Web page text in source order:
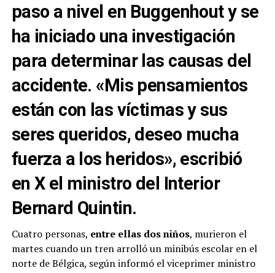
paso a nivel en Buggenhout y se
ha iniciado una investigación
para determinar las causas del
accidente. «Mis pensamientos
están con las víctimas y sus
seres queridos, deseo mucha
fuerza a los heridos», escribió
en X el ministro del Interior
Bernard Quintin.
Cuatro personas, entre ellas dos niños, murieron el
martes cuando un tren arrolló un minibús escolar en el
norte de Bélgica, según informó el viceprimer ministro